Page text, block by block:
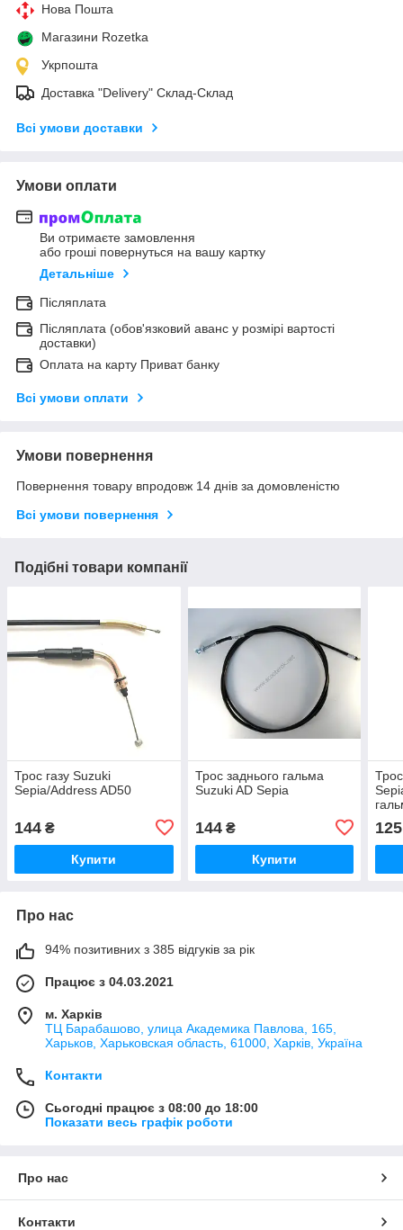
Нова Пошта
Магазини Rozetka
Укрпошта
Доставка "Delivery" Склад-Склад
Всі умови доставки
Умови оплати
Ви отримаєте замовлення
або гроші повернуться на вашу картку
Детальніше
Післяплата
Післяплата (обов'язковий аванс у розмірі вартості
доставки)
Оплата на карту Приват банку
Всі умови оплати
Умови повернення
Повернення товару впродовж 14 днів за домовленістю
Всі умови повернення
Подібні товари компанії
Трос газу Suzuki
Sepia/Address AD50
144 ₴
Купити
Трос заднього гальма
Suzuki AD Sepia
144₴
Купити
125
Про нас
94% позитивних з 385 відгуків за рік
Працює з 04.03.2021
м. Харків
ТЦ Барабашово, улица Академика Павлова, 165,
Харьков, Харьковская область, 61000, Харків, Україна
Контакти
Сьогодні працює з 08:00 до 18:00
Показати весь графік роботи
Про нас
Контакти